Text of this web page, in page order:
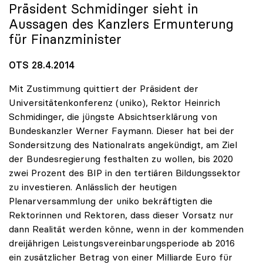
Präsident Schmidinger sieht in
Aussagen des Kanzlers Ermunterung
für Finanzminister
OTS 28.4.2014
Mit Zustimmung quittiert der Präsident der
Universitätenkonferenz (uniko), Rektor Heinrich
Schmidinger, die jüngste Absichtserklärung von
Bundeskanzler Werner Faymann. Dieser hat bei der
Sondersitzung des Nationalrats angekündigt, am Ziel
der Bundesregierung festhalten zu wollen, bis 2020
zwei Prozent des BIP in den tertiären Bildungssektor
zu investieren. Anlässlich der heutigen
Plenarversammlung der uniko bekräftigten die
Rektorinnen und Rektoren, dass dieser Vorsatz nur
dann Realität werden könne, wenn in der kommenden
dreijährigen Leistungsvereinbarungsperiode ab 2016
ein zusätzlicher Betrag von einer Milliarde Euro für